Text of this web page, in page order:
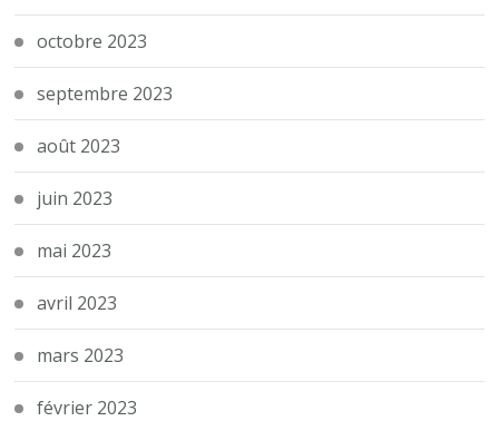
octobre 2023
septembre 2023
août 2023
juin 2023
mai 2023
avril 2023
mars 2023
février 2023